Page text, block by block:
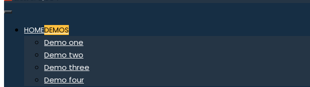
HOMEDEMOS
Demo one
Demo two
Demo three
Demo four